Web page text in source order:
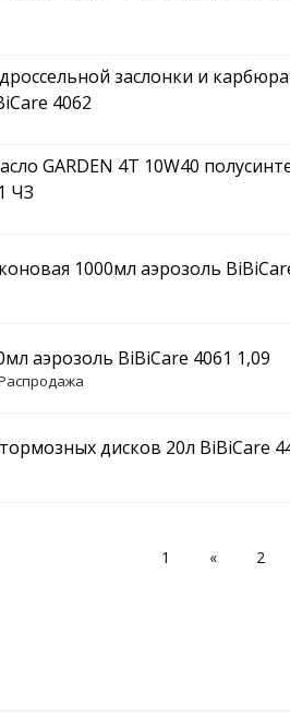
заслонки и
4062
GARDEN 4T 10W40
ЧЗ
1000мл аэрозоль
аэрозоль BiBiCare 4061 1,09
дисков 20л BiBiCare
1 « 2